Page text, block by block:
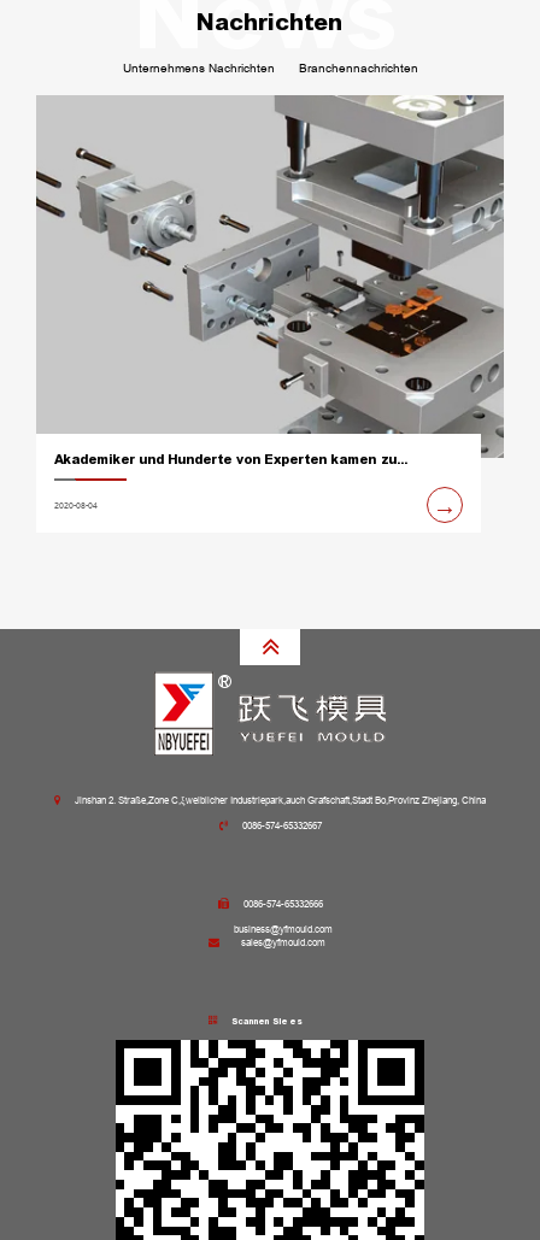
Nachrichten
Unternehmens Nachrichten Branchennachrichten
und Hunderte von Experten kamen zu... Neues
2020-08-04
Jinshan 2. Straße,Zone C,ξweiblicher Industriepark,auch Grafschaft,Stadt Bo,Provinz Zhejiang, China
0086-574-65332667
0086-574-65332666
business@yfmould.com
sales@yfmould.com
Scannen Sie es